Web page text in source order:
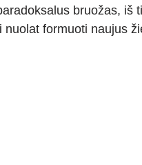
bruožas, iš
nuolat formuoti naujus